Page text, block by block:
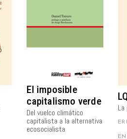
AÑADIR AL
El imposible
capitalismo verde
Del vuelco climático
capitalista a la alternativa
ecosocialista
La